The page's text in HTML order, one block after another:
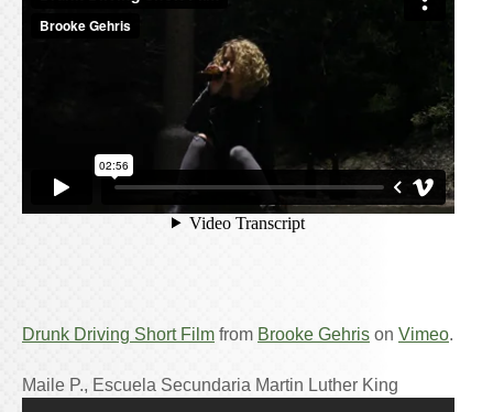
Drunk Driving Short Film from Brooke Gehris on Vimeo.
Maile P., Escuela Secundaria Martin Luther King